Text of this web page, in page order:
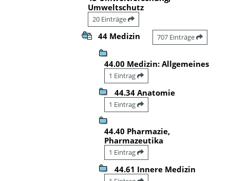
Umweltschutz
20 Einträge
44 Medizin 707 Einträge
44.00 Medizin: Allgemeines
1 Eintrag
44.34 Anatomie
1 Eintrag
44.40 Pharmazie,
Pharmazeutika
1 Eintrag
44.61 Innere Medizin